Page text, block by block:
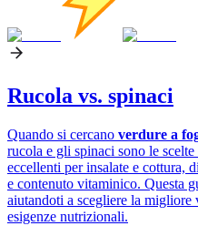
Rucola vs. spinaci
Quando si cercano verdure a
rucola e gli spinaci sono le
eccellenti per insalate e cottura,
e contenuto vitaminico. Questa
aiutandoti a scegliere la migliore
esigenze nutrizionali.